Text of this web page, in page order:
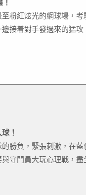
粉紅炫光的網球場，
接着對手發過來的猛
！
勝負，緊張刺激，在
守門員大玩心理戰，盡